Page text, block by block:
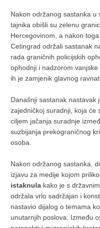
Nakon održanog sastanka u
tajnika obišli su zelenu
Hercegovinom, a nakon
Cetingrad održali sastanak
rada graničnih policijskih
ophodnji i nadzorom
ih je zamjenik glavnog
Današnji sastanak nastavak
zajedničkoj suradnji, koja će
ciljem jačanja suradnje
suzbijanja prekograničnog
osoba.
Nakon održanog sastanka,
izjavu za medije kojom
istaknula kako je s
održala vrlo sadržajan i
nastavio dijalog o temama
unutarnjih poslova. Između